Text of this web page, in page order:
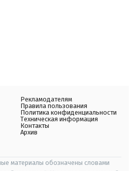
Рекламодателям
Правила пользования
Политика конфиденциальности
Техническая информация
Контакты
Архив
материалы обозначены словами